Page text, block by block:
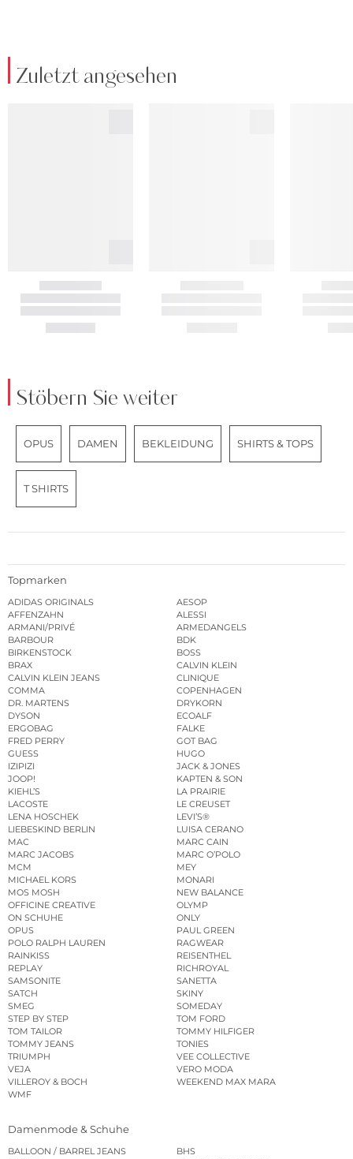
Zuletzt angesehen
Stöbern Sie weiter
OPUS DAMEN BEKLEIDUNG SHIRTS & TOPS
T SHIRTS
Topmarken
ADIDAS ORIGINALS
AESOP
AFFENZAHN
ALESSI
ARMANI/PRIVÉ
ARMEDANGELS
BARBOUR
BDK
BIRKENSTOCK
BOSS
BRAX
CALVIN KLEIN
CALVIN KLEIN JEANS
CLINIQUE
COMMA
COPENHAGEN
DR. MARTENS
DRYKORN
DYSON
ECOALF
ERGOBAG
FALKE
FRED PERRY
GOT BAG
GUESS
HUGO
IZIPIZI
JACK & JONES
JOOP!
KAPTEN & SON
KIEHL’S
LA PRAIRIE
LACOSTE
LE CREUSET
LENA HOSCHEK
LEVI’S®
LIEBESKIND BERLIN
LUISA CERANO
MAC
MARC CAIN
MARC JACOBS
MARC O’POLO
MCM
MEY
MICHAEL KORS
MONARI
MOS MOSH
NEW BALANCE
OFFICINE CREATIVE
OLYMP
ON SCHUHE
ONLY
OPUS
PAUL GREEN
POLO RALPH LAUREN
RAGWEAR
RAINKISS
REISENTHEL
REPLAY
RICHROYAL
SAMSONITE
SANETTA
SATCH
SKINY
SMEG
SOMEDAY
STEP BY STEP
TOM FORD
TOM TAILOR
TOMMY HILFIGER
TOMMY JEANS
TONIES
TRIUMPH
VEE COLLECTIVE
VEJA
VERO MODA
VILLEROY & BOCH
WEEKEND MAX MARA
WMF
Damenmode & Schuhe
BALLOON / BARREL JEANS
BHS